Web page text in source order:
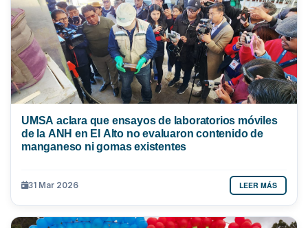
UMSA aclara que ensayos de laboratorios móviles
de la ANH en El Alto no evaluaron contenido de
manganeso ni gomas existentes
31 Mar 2026 LEER MÁS